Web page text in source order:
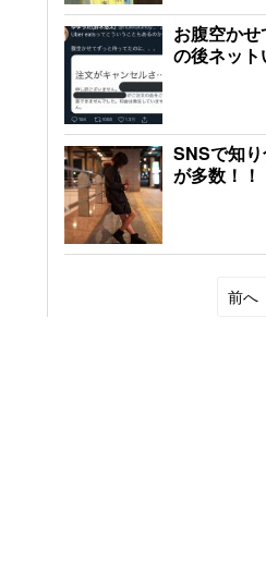
お腹空か
の後ネッ
SNSで知
が多数！！
前へ